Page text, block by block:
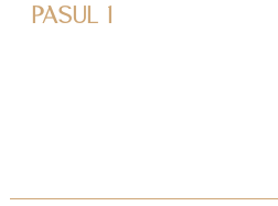
PASUL 1